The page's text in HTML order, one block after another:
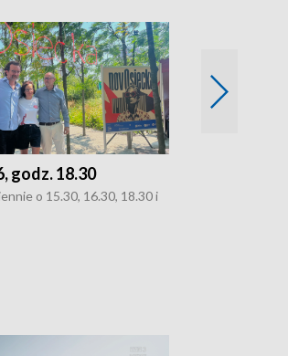
godz. 18.30
o 15.30, 16.30, 18.30 i